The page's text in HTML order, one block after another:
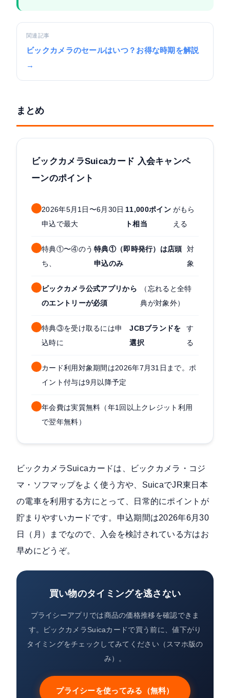
関連記事
ビックカメラのセールはいつ？お得な時期を解説
→
まとめ
ビックカメラSuicaカード 入会キャンペ
ーンのポイント
2026年5月1日〜6月30日
申込で最大
11,000ポイン
ト相当
がもら
える
特典①〜④のう
ち、
特典①（即時発行）は店頭
申込のみ
対
象
ビックカメラ公式アプリから
のエントリーが必須
（忘れると全特
典が対象外）
特典③を受け取るには申
込時に
JCBブランドを
選択
す
る
カード利用対象期間は2026年7月31日まで。ポ
イント付与は9月以降予定
年会費は実質無料（年1回以上クレジット利用
で翌年無料）
ビックカメラSuicaカードは、ビックカメラ・コジ
マ・ソフマップをよく使う方や、SuicaでJR東日本
の電車を利用する方にとって、日常的にポイントが
貯まりやすいカードです。申込期間は2026年6月30
日（月）までなので、入会を検討されている方はお
早めにどうぞ。
買い物のタイミングを逃さない
プライシーアプリでは商品の価格推移を確認できま
す。ビックカメラSuicaカードで買う前に、値下がり
タイミングをチェックしてみてください（スマホ版の
み）。
プライシーを使ってみる（無料）